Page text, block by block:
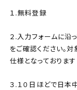
１.無料登録
２.入力フォームに沿
をご確認ください。
仕様となっております
３.１０日ほどで日本